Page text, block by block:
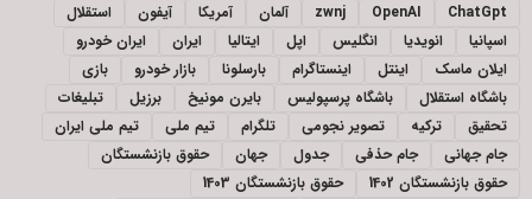
ChatGpt
OpenAI
zwnj آلمان آمریکا آیفون
استقلال
اسپانیا
انویدیا انگلیس اپل ایتالیا ایران
ایران خودرو
ایلان ماسک
اینتل اینستاگرام بارسلونا بازار خودرو
بازی
باشگاه استقلال
باشگاه پرسپولیس بایرن مونیخ برزیل
تبلیغات
تحقیق
ترکیه تصویر نجومی تلگرام تیم ملی
تیم ملی ایران
جام جهانی
جام حذفی جدول جهان
حقوق بازنشستگان
حقوق بازنشستگان 1402
حقوق بازنشستگان 1403